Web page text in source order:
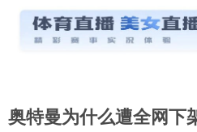
奥特曼为什么遭全网下